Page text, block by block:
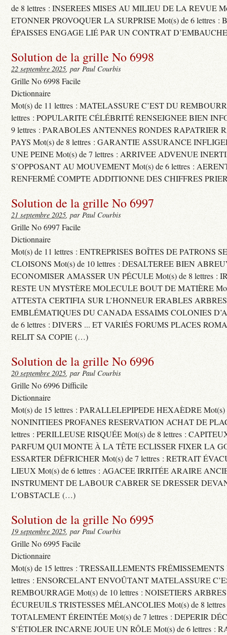
de 8 lettres : INSEREES MISES AU MILIEU DE LA REVUE
ETONNER PROVOQUER LA SURPRISE Mot(s) de 6 lettres :
ÉPAISSES ENGAGE LIÉ PAR UN CONTRAT
Solution de la grille No 6998
22 septembre 2025, par Paul Courbis
Grille No 6998 Facile
Dictionnaire
Mot(s) de 11 lettres : MATELASSURE C’EST DU
lettres : POPULARITE CÉLÉBRITÉ RENSEIGNEE BIEN
9 lettres : PARABOLES ANTENNES RONDES RAPATRIER
PAYS Mot(s) de 8 lettres : GARANTIE ASSURANCE
UNE PEINE Mot(s) de 7 lettres : ARRIVEE ADVENUE
S’OPPOSANT AU MOUVEMENT Mot(s) de 6 lettres :
RENFERMÉ COMPTE ADDITIONNE DES CHIFFRES
Solution de la grille No 6997
21 septembre 2025, par Paul Courbis
Grille No 6997 Facile
Dictionnaire
Mot(s) de 11 lettres : ENTREPRISES BOÎTES DE PATRONS
CLOISONS Mot(s) de 10 lettres : DESALTEREE BIEN
ECONOMISER AMASSER UN PÉCULE Mot(s) de 8 lettres :
RESTE UN MYSTÈRE MOLECULE BOUT DE MATIÈRE
ATTESTA CERTIFIA SUR L’HONNEUR ERABLES ARBRES
EMBLÉMATIQUES DU CANADA ESSAIMS COLONIES
de 6 lettres : DIVERS ... ET VARIÉS FORUMS PLACES
RELIT SA COPIE (…)
Solution de la grille No 6996
20 septembre 2025, par Paul Courbis
Grille No 6996 Difficile
Dictionnaire
Mot(s) de 15 lettres : PARALLELEPIPEDE HEXAÈDRE Mot(s)
NONINITIEES PROFANES RESERVATION ACHAT DE
lettres : PERILLEUSE RISQUÉE Mot(s) de 8 lettres :
PARFUM QUI MONTE À LA TÊTE ECLISSER FIXER LA
ESSARTER DÉFRICHER Mot(s) de 7 lettres : RETRAIT
LIEUX Mot(s) de 6 lettres : AGACEE IRRITÉE ARAIRE
INSTRUMENT DE LABOUR CABRER SE DRESSER
L’OBSTACLE (…)
Solution de la grille No 6995
19 septembre 2025, par Paul Courbis
Grille No 6995 Facile
Dictionnaire
Mot(s) de 15 lettres : TRESSAILLEMENTS FRÉMISSEMENTS
lettres : ENSORCELANT ENVOÛTANT MATELASSURE
REMBOURRAGE Mot(s) de 10 lettres : NOISETIERS
ÉCUREUILS TRISTESSES MÉLANCOLIES Mot(s) de 8
TOTALEMENT ÉREINTÉE Mot(s) de 7 lettres : DEPERIR
S’ÉTIOLER INCARNE JOUE UN RÔLE Mot(s) de 6 lettres :